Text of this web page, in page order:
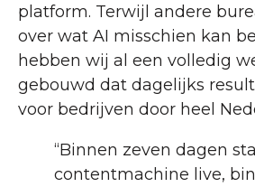
platform. Terwijl andere
over wat AI misschien kan
hebben wij al een volledig
gebouwd dat dagelijks
voor bedrijven door heel
“Binnen zeven dagen
contentmachine live,